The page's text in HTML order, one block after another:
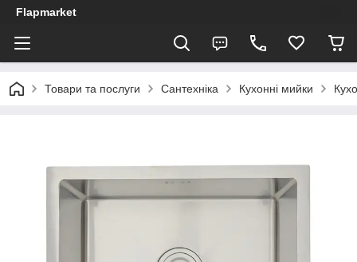
Flapmarket
Товари та послуги Сантехніка Кухонні мийки